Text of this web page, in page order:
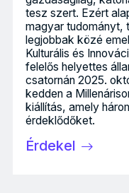
tesz szert. Ezért
magyar tudományt,
legjobbak közé
Kulturális és
felelős helyettes
csatornán 2025.
kedden a
kiállítás, amely
érdeklődőket.
Érdekel